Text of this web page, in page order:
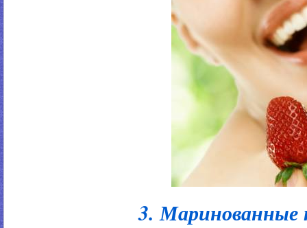
3. Маринованные